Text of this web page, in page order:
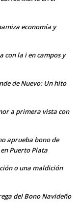
economía y
con la i en campos y
de Nuevo: Un hito
a primera vista con
aprueba bono de
Puerto Plata
o una maldición
del Bono Navideño